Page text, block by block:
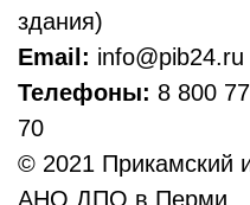
здания)
Email: info@pib24.ru
Телефоны: 8 800
70
© 2021 Прикамский
АНО ДПО в Перми